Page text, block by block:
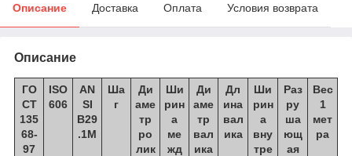
Описание Доставка Оплата Условия возврата
Описание
ГО
СТ
135
68-
97
ISO
606
AN
SI
В29
.1М
Ша
г
Ди
аме
тр
ро
лик
Ши
рин
а
ме
жд
Ди
аме
тр
вал
ика
Дл
ина
вал
ика
Ши
рин
а
вну
тре
Раз
ру
ша
ющ
ая
Вес
1
мет
ра